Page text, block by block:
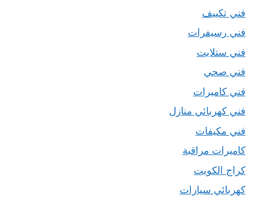
فني تكييف
فني رسيفرات
فني ستلايت
فني صحي
فني كاميرات
فني كهربائي منازل
فني مكيفات
كاميرات مراقبة
كراج الكويت
كهربائي سيارات